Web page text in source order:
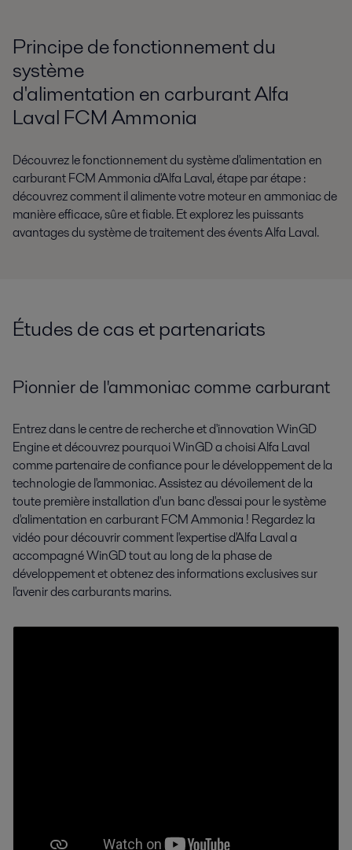
Principe de fonctionnement du
système
d'alimentation en carburant Alfa
Laval FCM Ammonia
Découvrez le fonctionnement du système d'alimentation en
carburant FCM Ammonia d'Alfa Laval, étape par étape :
découvrez comment il alimente votre moteur en ammoniac de
manière efficace, sûre et fiable. Et explorez les puissants
avantages du système de traitement des évents Alfa Laval.
Études de cas et partenariats
Pionnier de l'ammoniac comme carburant
Entrez dans le centre de recherche et d'innovation WinGD
Engine et découvrez pourquoi WinGD a choisi Alfa Laval
comme partenaire de confiance pour le développement de la
technologie de l'ammoniac. Assistez au dévoilement de la
toute première installation d'un banc d'essai pour le système
d'alimentation en carburant FCM Ammonia ! Regardez la
vidéo pour découvrir comment l'expertise d'Alfa Laval a
accompagné WinGD tout au long de la phase de
développement et obtenez des informations exclusives sur
l'avenir des carburants marins.